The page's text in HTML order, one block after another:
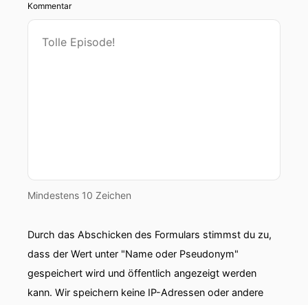
Kommentar
Mindestens 10 Zeichen
Durch das Abschicken des Formulars stimmst du zu,
dass der Wert unter "Name oder Pseudonym"
gespeichert wird und öffentlich angezeigt werden
kann. Wir speichern keine IP-Adressen oder andere